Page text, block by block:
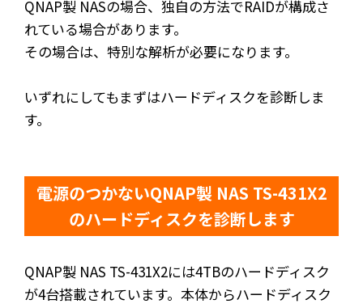
QNAP製 NASの場合、独自の方法でRAIDが構成さ
れている場合があります。
その場合は、特別な解析が必要になります。
いずれにしてもまずはハードディスクを診断しま
す。
電源のつかないQNAP製 NAS TS-431X2
のハードディスクを診断します
QNAP製 NAS TS-431X2には4TBのハードディスク
が4台搭載されています。本体からハードディスク